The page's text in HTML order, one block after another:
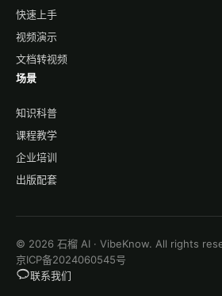
快速上手
视频演示
文档转视频
场景
知识科普
课程教学
企业培训
出版配套
© 2026 石榴 AI · VibeKnow. All rights
京ICP备2024060545号
联系我们